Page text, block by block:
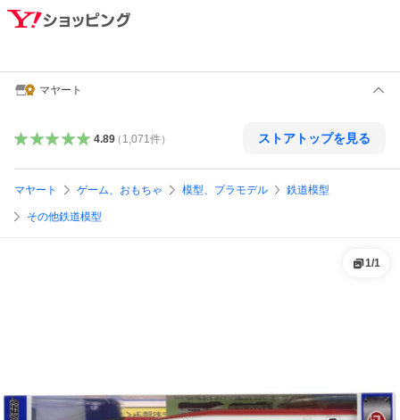
マヤート
4.89（ 1,071件） ストアトップを見る
マヤート ゲーム、おもちゃ 模型、プラモデル 鉄道模型
その他鉄道模型
1/1